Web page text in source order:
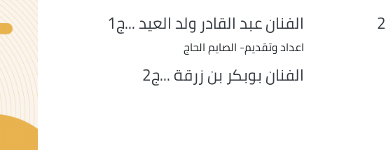
increase
decrease
الفنان عبد القادر ولد العيد ...ج1
اعداد وتقديم- الصايم الحاج
الفنان بوبكر بن زرقة ...ج2